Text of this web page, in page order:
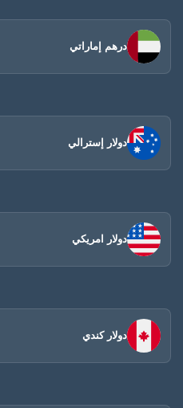
درهم إماراتي
دولار إسترالي
دولار امريكي
دولار كندي